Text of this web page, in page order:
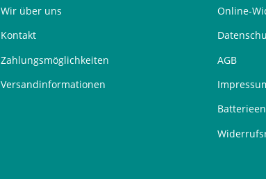
Wir über uns
Kontakt
Zahlungsmöglichkeiten
Versandinformationen
Online-
AGB